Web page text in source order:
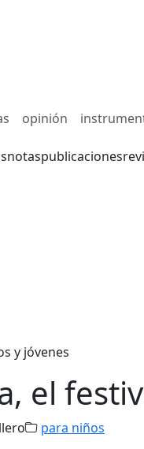
opinión
notaspublicaciones
y jóvenes
el
para niños